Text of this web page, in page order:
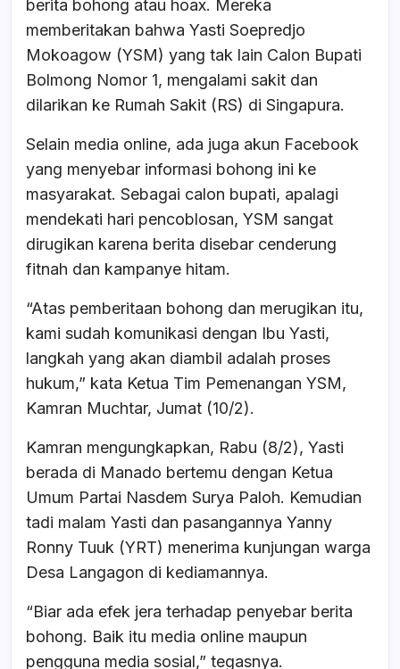
berita bohong atau hoax. Mereka
memberitakan bahwa Yasti Soepredjo
Mokoagow (YSM) yang tak lain Calon Bupati
Bolmong Nomor 1, mengalami sakit dan
dilarikan ke Rumah Sakit (RS) di Singapura.
Selain media online, ada juga akun Facebook
yang menyebar informasi bohong ini ke
masyarakat. Sebagai calon bupati, apalagi
mendekati hari pencoblosan, YSM sangat
dirugikan karena berita disebar cenderung
fitnah dan kampanye hitam.
“Atas pemberitaan bohong dan merugikan itu,
kami sudah komunikasi dengan Ibu Yasti,
langkah yang akan diambil adalah proses
hukum,” kata Ketua Tim Pemenangan YSM,
Kamran Muchtar, Jumat (10/2).
Kamran mengungkapkan, Rabu (8/2), Yasti
berada di Manado bertemu dengan Ketua
Umum Partai Nasdem Surya Paloh. Kemudian
tadi malam Yasti dan pasangannya Yanny
Ronny Tuuk (YRT) menerima kunjungan warga
Desa Langagon di kediamannya.
“Biar ada efek jera terhadap penyebar berita
bohong. Baik itu media online maupun
pengguna media sosial,” tegasnya.